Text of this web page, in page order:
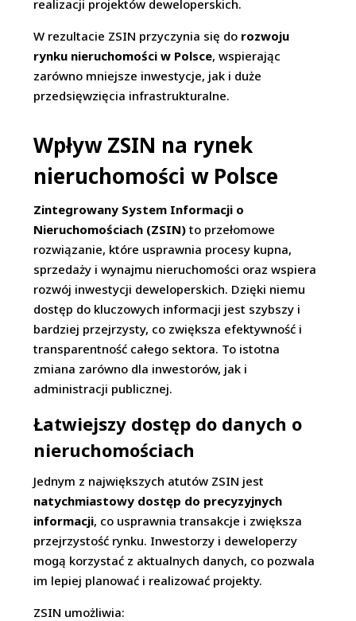
realizacji projektów deweloperskich.
W rezultacie ZSIN przyczynia się do rozwoju
rynku nieruchomości w Polsce, wspierając
zarówno mniejsze inwestycje, jak i duże
przedsięwzięcia infrastrukturalne.
Wpływ ZSIN na rynek
nieruchomości w Polsce
Zintegrowany System Informacji o
Nieruchomościach (ZSIN) to przełomowe
rozwiązanie, które usprawnia procesy kupna,
sprzedaży i wynajmu nieruchomości oraz wspiera
rozwój inwestycji deweloperskich. Dzięki niemu
dostęp do kluczowych informacji jest szybszy i
bardziej przejrzysty, co zwiększa efektywność i
transparentność całego sektora. To istotna
zmiana zarówno dla inwestorów, jak i
administracji publicznej.
Łatwiejszy dostęp do danych o
nieruchomościach
Jednym z największych atutów ZSIN jest
natychmiastowy dostęp do precyzyjnych
informacji, co usprawnia transakcje i zwiększa
przejrzystość rynku. Inwestorzy i deweloperzy
mogą korzystać z aktualnych danych, co pozwala
im lepiej planować i realizować projekty.
ZSIN umożliwia: